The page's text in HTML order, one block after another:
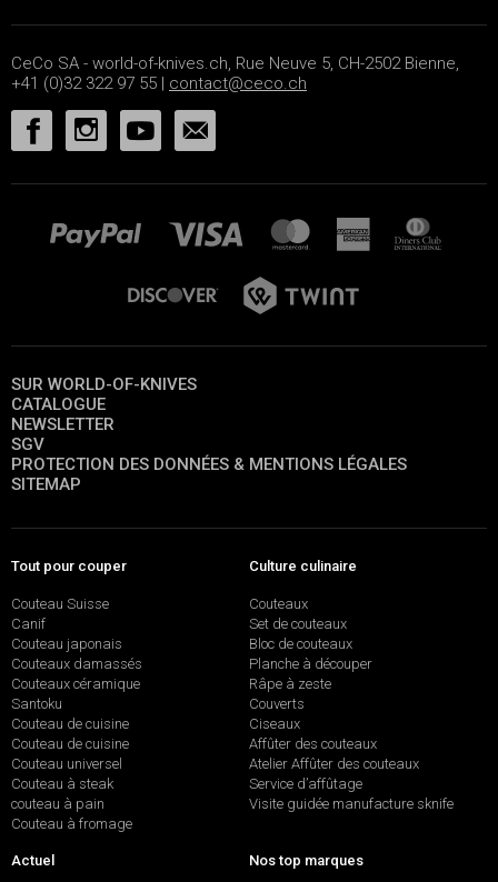
CeCo SA - world-of-knives.ch, Rue Neuve 5, CH-2502 Bienne,
+41 (0)32 322 97 55 | contact@ceco.ch
SUR WORLD-OF-KNIVES
CATALOGUE
NEWSLETTER
SGV
PROTECTION DES DONNÉES & MENTIONS LÉGALES
SITEMAP
Tout pour couper
Couteau Suisse
Canif
Couteau japonais
Couteaux damassés
Couteaux céramique
Santoku
Couteau de cuisine
Couteau de cuisine
Couteau universel
Couteau à steak
couteau à pain
Couteau à fromage
Culture culinaire
Couteaux
Set de couteaux
Bloc de couteaux
Planche à découper
Râpe à zeste
Couverts
Ciseaux
Affûter des couteaux
Atelier Affûter des couteaux
Service d’affûtage
Visite guidée manufacture sknife
Actuel Nos top marques